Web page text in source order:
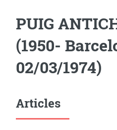
PUIG
(1950-
02/03/1974)
Articles